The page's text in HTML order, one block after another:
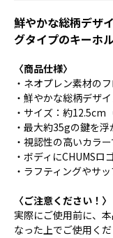
鮮やかな総柄デザ
グタイプのキーホ
〈商品仕様〉
・ネオプレン素材の
・鮮やかな総柄デザ
・サイズ：約12.5cm
・最大約35gの鍵を
・視認性の高いカラ
・ボディにCHUMSロ
・ラフティングやサ
〈ご注意ください！〉
実際にご使用前に、
なった上でご使用くだ